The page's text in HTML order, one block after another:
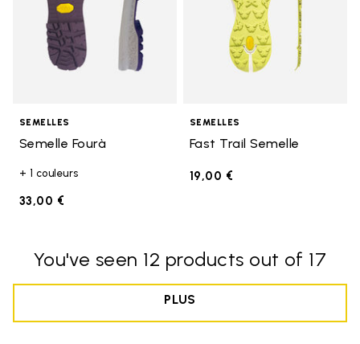
SEMELLES
Semelle Fourà
+ 1 couleurs
33,00 €
SEMELLES
Fast Trail Semelle
19,00 €
You've seen 12 products out of 17
PLUS